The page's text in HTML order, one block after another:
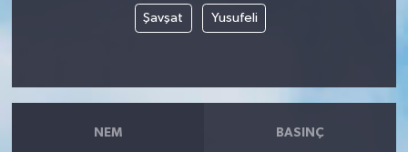
Şavşat Yusufeli
NEM BASINÇ